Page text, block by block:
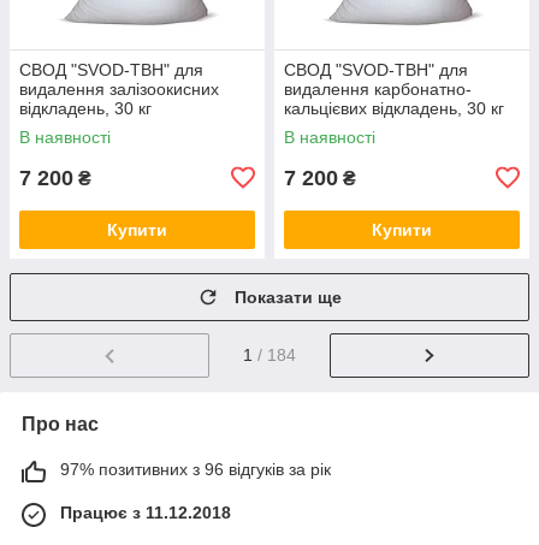
СВОД "SVOD-ТВН" для
видалення залізоокисних
відкладень, 30 кг
В наявності
7 200 ₴
Купити
СВОД "SVOD-ТВН" для
видалення карбонатно-
кальцієвих відкладень, 30 кг
В наявності
7 200 ₴
Купити
Показати ще
1 / 184
Про нас
97% позитивних з 96 відгуків за рік
Працює з 11.12.2018